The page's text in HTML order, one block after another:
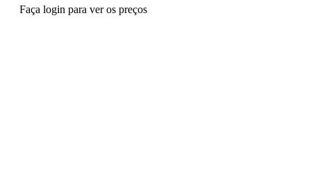
Faça login para ver os preços